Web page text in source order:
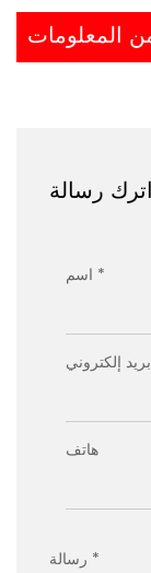
اترك رسالة
اسم *
هاتف
رسالة *